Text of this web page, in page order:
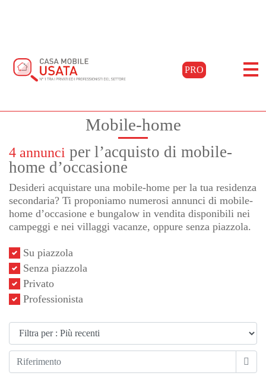
PRO
Home Acquista Annunci
Mobile-home
4 annunci per l’acquisto di mobile-
home d’occasione
Desideri acquistare una mobile-home per la tua residenza
secondaria? Ti proponiamo numerosi annunci di mobile-
home d’occasione e bungalow in vendita disponibili nei
campeggi e nei villaggi vacanze, oppure senza piazzola.
Su piazzola
Senza piazzola
Privato
Professionista